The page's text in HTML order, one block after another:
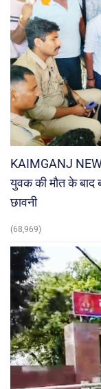
KAIMGANJ
युवक की मौत के बाद
छावनी
(68,969)